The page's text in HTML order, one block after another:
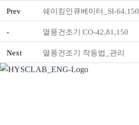
Prev 쉐이킹인큐베이터_SI-64,150
- 열풍건조기 CO-42,81,150
Next 열풍건조기 작동법_관리